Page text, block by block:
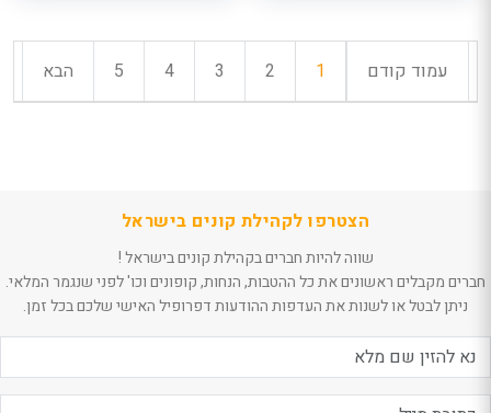
עמוד קודם 1
2
3
4
5 הבא
הצטרפו לקהילת קונים בישראל
שווה להיות חברים בקהילת קונים בישראל !
חברים מקבלים ראשונים את כל ההטבות, הנחות, קופונים וכו' לפני שנגמר המלאי.
ניתן לבטל או לשנות את העדפות ההודעות דפרופיל האישי שלכם בכל זמן.